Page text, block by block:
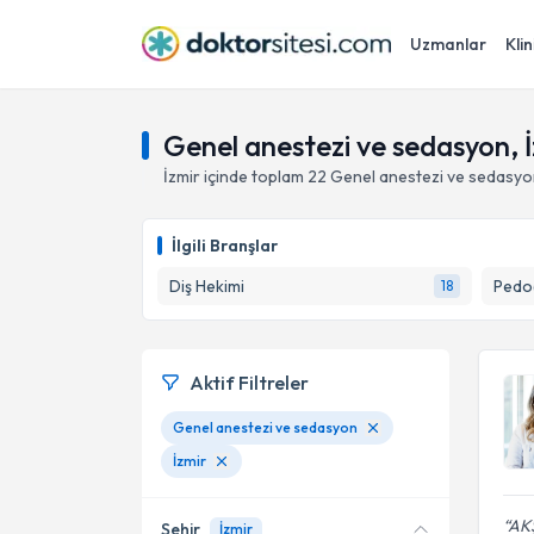
Uzmanlar
Genel anestezi ve sedasyon,
İzmiriçinde toplam 22 Genel anestezi ve
İlgili Branşlar
Diş Hekimi
18
Aktif Filtreler
Genel anestezi ve sedasyon
İzmir
Şehir İzmir